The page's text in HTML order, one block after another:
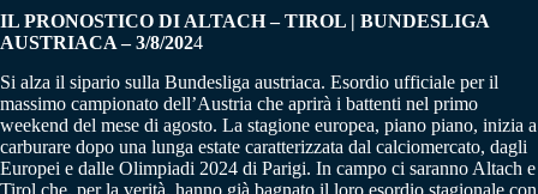
IL PRONOSTICO DI ALTACH – TIROL | BUNDESLIGA
AUSTRIACA – 3/8/2024
Si alza il sipario sulla Bundesliga austriaca. Esordio ufficiale per il
massimo campionato dell’Austria che aprirà i battenti nel primo
weekend del mese di agosto. La stagione europea, piano piano, inizia a
carburare dopo una lunga estate caratterizzata dal calciomercato, dagli
Europei e dalle Olimpiadi 2024 di Parigi. In campo ci saranno Altach e
Tirol che, per la verità, hanno già bagnato il loro esordio stagionale con